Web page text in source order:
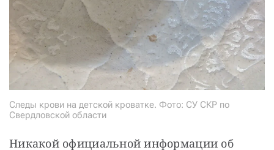
Следы крови на детской кроватке. Фото: СУ СКР по
Свердловской области
Никакой официальной информации об